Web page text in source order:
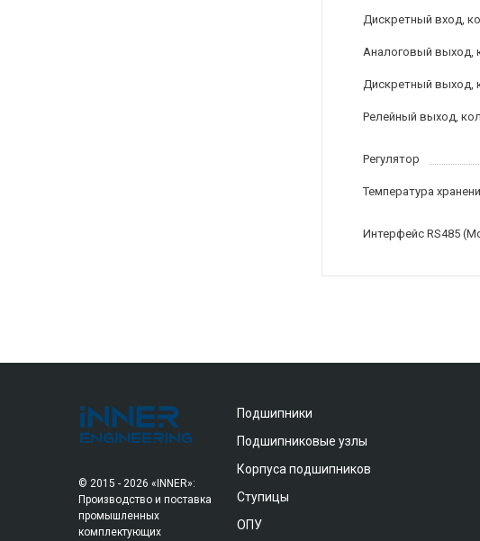
Дискретный вход,
Аналоговый выход,
Дискретный выход,
Релейный выход,
Регулятор
Температура
Интерфейс RS485
© 2015 - 2026 «INNER»:
Производство и поставка
промышленных
комплектующих
Подшипники
Подшипниковые узлы
Корпуса подшипников
Ступицы
ОПУ